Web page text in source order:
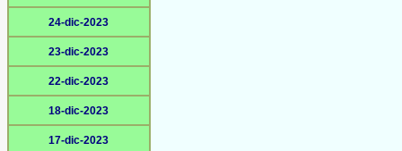
24-dic-2023
23-dic-2023
22-dic-2023
18-dic-2023
17-dic-2023